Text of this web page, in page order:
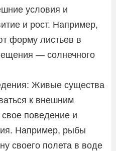
условия и
и рост. Например,
форму листьев в
— солнечного
Живые существа
к внешним
поведение и
Например, рыбы
своего полета в воде